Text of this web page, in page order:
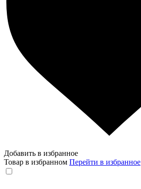
Добавить в избранное
Товар в избранном Перейти в избранное